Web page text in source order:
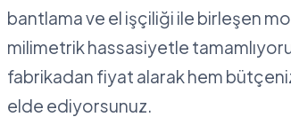
bantlama ve el işçiliği ile birleşen
milimetrik hassasiyetle
fabrikadan fiyat alarak hem
elde ediyorsunuz.